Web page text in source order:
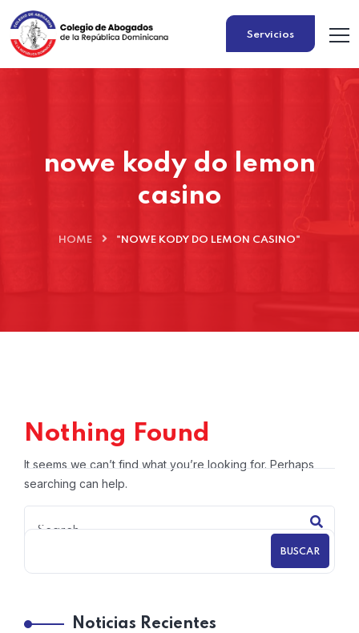
Servicios
nowe kody do lemon
casino
HOME "NOWE KODY DO LEMON CASINO"
Nothing Found
It seems we can’t find what you’re looking for. Perhaps
searching can help.
BUSCAR
Noticias Recientes